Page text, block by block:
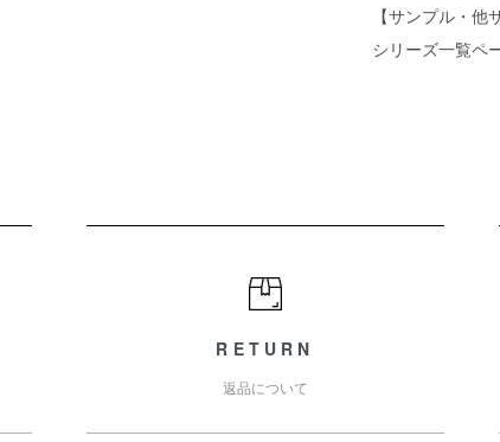
【サンプル・他
シリーズ一覧ペ
RETURN
返品について